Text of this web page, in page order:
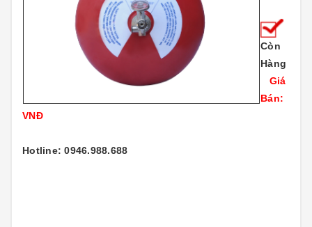
Còn
Hàng
Giá
Bán:
VNĐ
Hotline: 0946.988.688